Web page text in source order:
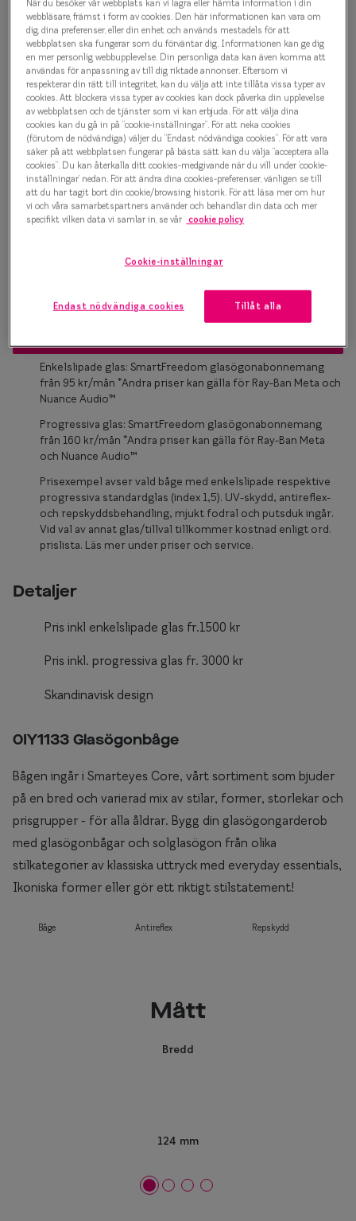
Olika
Taberg
1 000 kr
Välj färg:
Svart
Bågstorlek
S
M
Osäker på vilken storlek du har? Se vår
Enkelslipade glas: SmartFreedom glasögonabonnemang
från 95 kr/mån *Andra priser kan gälla för Ray-Ban Meta och
Nuance Audio™
Progressiva glas: SmartFreedom glasögonabonnemang
från 160 kr/mån *Andra priser kan gälla för Ray-Ban Meta
och Nuance Audio™
Prisexempel avser vald båge med enkelslipade respektive
progressiva standardglas (index 1,5). UV-skydd, antireflex-
och repskyddsbehandling, mjukt fodral och putsduk ingår.
Vid val av annat glas/tillval tillkommer kostnad enligt ord.
prislista. Läs mer under priser och service.
Detaljer
Pris inkl enkelslipade glas fr.1500 kr
Pris inkl. progressiva glas fr. 3000 kr
Skandinavisk design
0IY1133 Glasögonbåge
Bågen ingår i Smarteyes Core, vårt sortiment som bjuder
på en bred och varierad mix av stilar, former, storlekar och
prisgrupper - för alla åldrar. Bygg din glasögongarderob
med glasögonbågar och solglasögon från olika
stilkategorier av klassiska uttryck med everyday essentials,
Ikoniska former eller gör ett riktigt stilstatement!
Båge Antireflex Repskydd
Mått
Bredd
124 mm
När du besöker vår webbplats kan vi lagra eller hämta information i din
webbläsare, främst i form av cookies. Den här informationen kan vara om
dig, dina preferenser, eller din enhet och används mestadels för att
webbplatsen ska fungerar som du förväntar dig. Informationen kan ge dig
en mer personlig webbupplevelse. Din personliga data kan även komma att
användas för anpassning av till dig riktade annonser. Eftersom vi
respekterar din rätt till integritet, kan du välja att inte tillåta vissa typer av
cookies. Att blockera vissa typer av cookies kan dock påverka din upplevelse
av webbplatsen och de tjänster som vi kan erbjuda. För att välja dina
cookies kan du gå in på ”cookie-inställningar”. För att neka cookies
(förutom de nödvändiga) väljer du ”Endast nödvändiga cookies”. För att vara
säker på att webbplatsen fungerar på bästa sätt kan du välja ”acceptera alla
cookies”. Du kan återkalla ditt cookies-medgivande när du vill under ’cookie-
inställningar’ nedan. För att ändra dina cookies-preferenser, vänligen se till
att du har tagit bort din cookie/browsing historik. För att läsa mer om hur
vi och våra samarbetspartners använder och behandlar din data och mer
specifikt vilken data vi samlar in, se vår cookie policy
Cookie-inställningar
Endast nödvändiga cookies Tillåt alla